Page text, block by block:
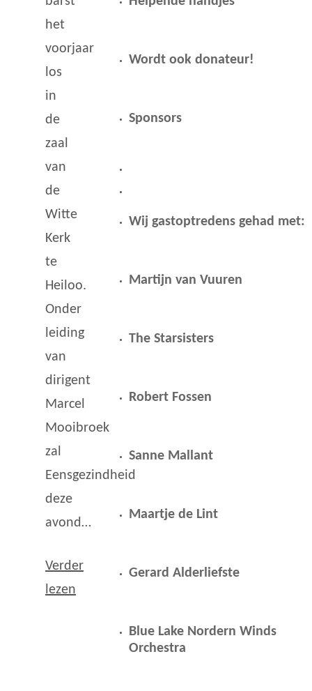
het
voorjaar
los
in
de
zaal
van
de
Witte
Kerk
te
Heiloo.
Onder
leiding
van
dirigent
Marcel
Mooibroek
zal
Eensgezindheid
deze
avond…
Verder
lezen
Wordt ook donateur!
Sponsors
Wij gastoptredens gehad met:
Martijn van Vuuren
The Starsisters
Robert Fossen
Sanne Mallant
Maartje de Lint
Gerard Alderliefste
Blue Lake Nordern Winds
Orchestra